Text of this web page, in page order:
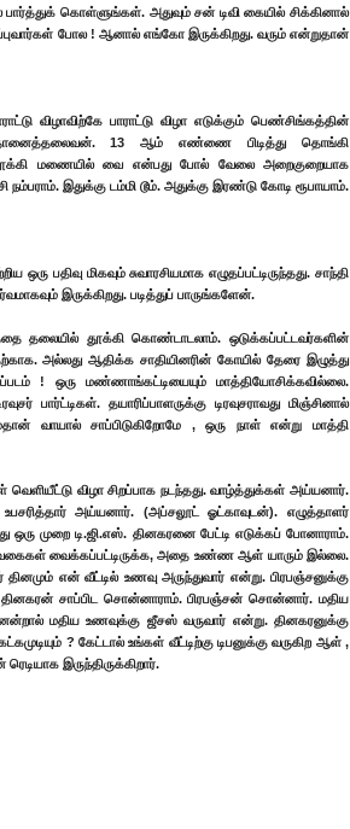
பார்த்துக் கொள்ளுங்கள். அதுவும் சன் டிவி கையில் சிக்கினால்
போல ! ஆனால் எங்கோ இருக்கிறது. வரும் என்றுதான்
விழாவிற்கே பாராட்டு விழா எடுக்கும் பெண்சிங்கத்தின்
தானைத்தலைவன். 13 ஆம் எண்ணை பிடித்து தொங்கி
தூக்கி மணையில் வை என்பது போல் வேலை அறைகுறையாக
நம்பராம். இதுக்கு டம்மி டூம். அதுக்கு இரண்டு கோடி ரூபாயாம்.
ஒரு பதிவு மிகவும் சுவாரசியமாக எழுதப்பட்டிருந்தது. சாந்தி
இருக்கிறது. படித்துப் பாருங்களேன்.
தலையில் தூக்கி கொண்டாடலாம். ஒடுக்கப்பட்டவர்களின்
அல்லது ஆதிக்க சாதியினரின் கோயில் தேரை இழுத்து
! ஒரு மண்ணாங்கட்டியையும் மாத்தியோசிக்கவில்லை.
பார்ட்டிகள். தயாரிப்பாளருக்கு டிரவுசராவது மிஞ்சினால்
வாயால் சாப்பிடுகிறோமே , ஒரு நாள் என்று மாத்தி
விழா சிறப்பாக நடந்தது. வாழ்த்துக்கள் அய்யனார்.
அய்யனார். (அப்சலூட் ஓட்காவுடன்). எழுத்தாளர்
முறை டி.ஜி.எஸ். தினகரனை பேட்டி எடுக்கப் போனாராம்.
வகைகள் வைக்கப்பட்டிருக்க, அதை உண்ண ஆள் யாரும் இல்லை.
என் வீட்டில் உணவு அருந்துவார் என்று. பிரபஞ்சனுக்கு
தினகரன் சாப்பிட சொன்னாராம். பிரபஞ்சன் சொன்னார். மதிய
மதிய உணவுக்கு ஜீசஸ் வருவார் என்று. தினகரனுக்கு
? கேட்டால் உங்கள் வீட்டிற்கு டிபனுக்கு வருகிற ஆள் ,
இருந்திருக்கிறார்.